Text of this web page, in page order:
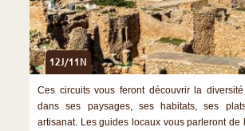
12J/11N
Ces circuits vous feront découvrir la
dans ses paysages, ses habitats, ses
artisanat. Les guides locaux vous parleront de